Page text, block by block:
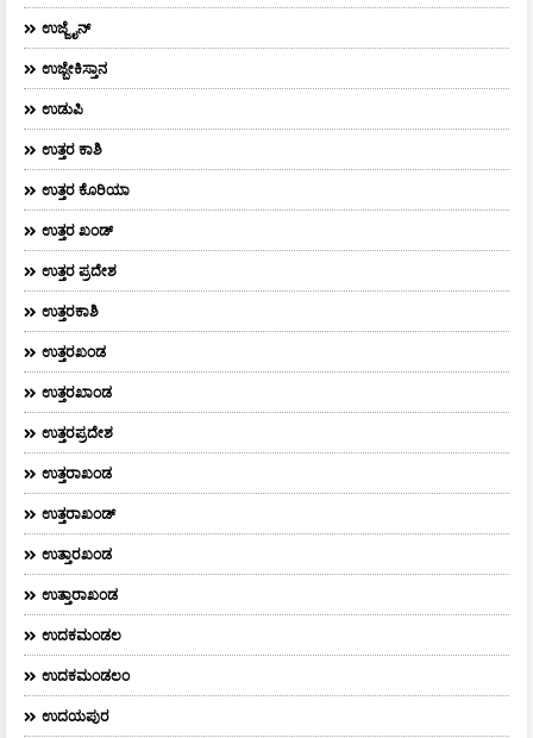
ಉಜ್ಜೈನ್
ಉಜ್ಬೇಕಿಸ್ತಾನ
ಉಡುಪಿ
ಉತ್ತರ ಕಾಶಿ
ಉತ್ತರ ಕೊರಿಯಾ
ಉತ್ತರ ಖಂಡ್
ಉತ್ತರ ಪ್ರದೇಶ
ಉತ್ತರಕಾಶಿ
ಉತ್ತರಖಂಡ
ಉತ್ತರಖಾಂಡ
ಉತ್ತರಪ್ರದೇಶ
ಉತ್ತರಾಖಂಡ
ಉತ್ತರಾಖಂಡ್
ಉತ್ತಾರಖಂಡ
ಉತ್ತಾರಾಖಂಡ
ಉದಕಮಂಡಲ
ಉದಕಮಂಡಲಂ
ಉದಯಪುರ